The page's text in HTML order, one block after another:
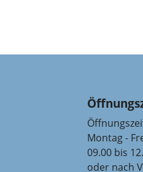
Montag -
09.00 bis
oder nach